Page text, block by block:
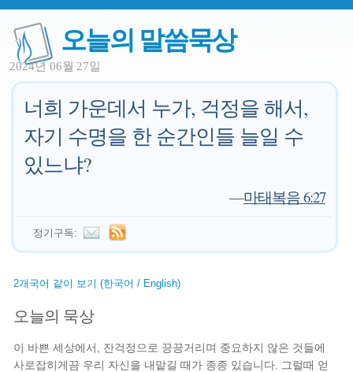
오늘의 말씀묵상
2024년 06월 27일
너희 가운데서 누가, 걱정을 해서,
자기 수명을 한 순간인들 늘일 수
있느냐?
—마태복음 6:27
정기구독:
2개국어 같이 보기 (한국어 / English)
오늘의 묵상
이 바쁜 세상에서, 잔걱정으로 끙끙거리며 중요하지 않은 것들에
사로잡히게끔 우리 자신을 내맡길 때가 종종 있습니다. 그럴때 얻